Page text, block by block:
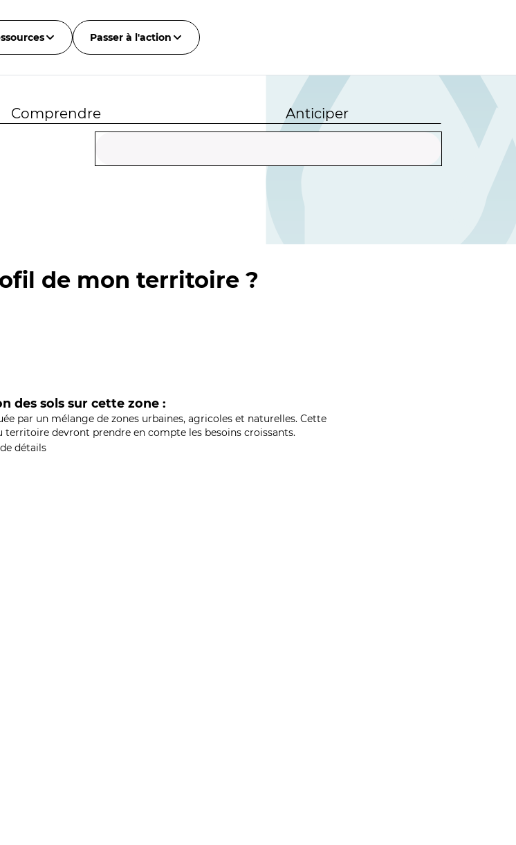
Passer à l'action
Comprendre Anticiper
de mon territoire ?
des sols sur cette zone :
par un mélange de zones urbaines, agricoles et naturelles. Cette
devront prendre en compte les besoins croissants.
détails